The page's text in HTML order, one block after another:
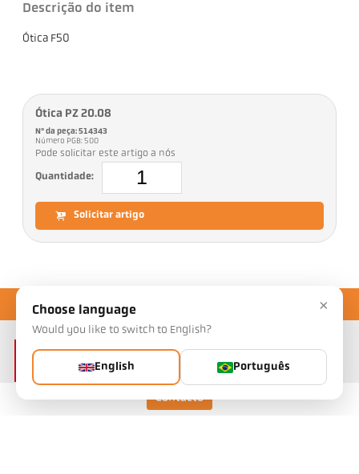
Contacto
Descrição do item
Ótica F50
Ótica PZ 20.08
Nº da peça: 514343
Número PGB: 500
Pode solicitar este artigo a nós
Quantidade:
Solicitar artigo
×
Choose language
Would you like to switch to English?
English Português